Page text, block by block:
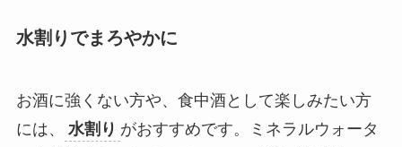
水割りでまろやかに
お酒に強くない方や、食中酒として楽しみたい方
には、
水割り がおすすめです。ミネラルウォータ